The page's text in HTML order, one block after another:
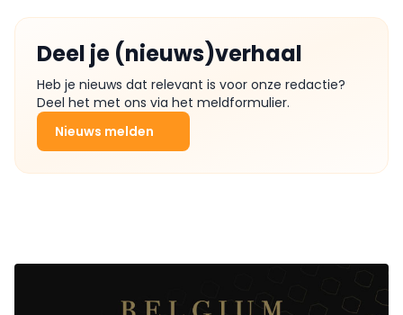
Deel je (nieuws)verhaal
Heb je nieuws dat relevant is voor onze redactie?
Deel het met ons via het meldformulier.
Nieuws melden